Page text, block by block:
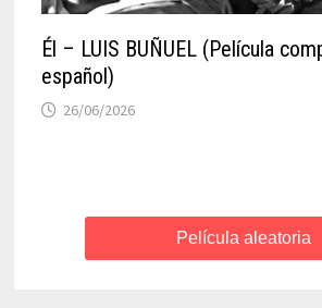
Él – LUIS BUÑUEL (Película
español)
26/06/2026
Película aleatoria